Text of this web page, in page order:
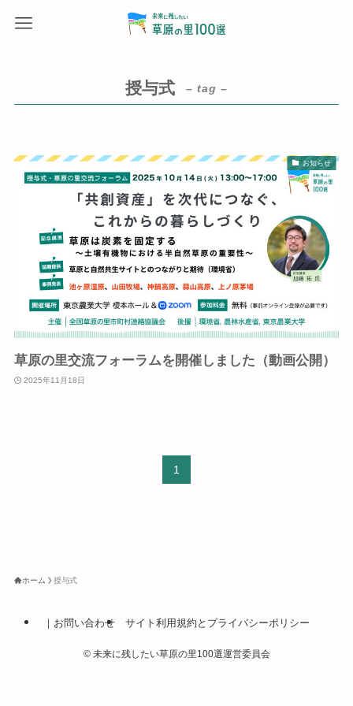
授与式 – tag –
お知らせ
草原の里交流フォーラムを開催しました（動画公開）
2025年11月18日
1
ホーム 授与式
｜お問い合わせ サイト利用規約とプライバシーポリシー
©未来に残したい草原の里100選運営委員会